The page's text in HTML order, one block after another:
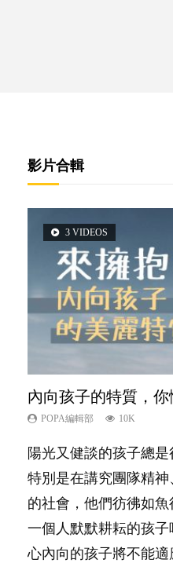
影片合輯
3 VIDEOS
內向孩子的特質，你
POPA編輯部 10K
陽光又健談的孩子總
特別是在講究團隊精
的社會，他們彷彿如魚
一個人默默耕耘的孩
心內向的孩子將不能
5 VIDEOS
夫妻必看！經營婚姻
POPA編輯部 22.9K
你是不是也曾經以為
然能走到白頭，但生
料？ 經營婚姻，不如
是大家說得那麼難。
6 VIDEOS
愛孩子也別忘了愛自
己的身心靈？
照顧孩子衣食住行、
要陪玩製造親子時間
務……當父母的，有千
一樣重要至極的，總
14 VIDEOS
新手父母不用怕
POPA編輯部 16.3K
相信許多人初為人父
落地，心中都有數之
合我們以往製作過的
跟你同行～...
2 VIDEOS
想孩子學好外語，點
POPA編輯部 9.9K
有人話學多種語言越
間太多語言，會令孩
非？聽聽專家怎樣說，